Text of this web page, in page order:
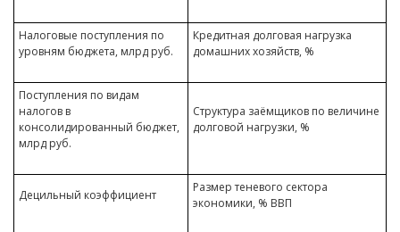
Налоговые поступления по
уровням бюджета, млрд руб.
Кредитная долговая нагрузка
домашних хозяйств, %
Поступления по видам
налогов в
консолидированный бюджет,
млрд руб.
Структура заёмщиков по величине
долговой нагрузки, %
Децильный коэффициент
Размер теневого сектора
экономики, % ВВП